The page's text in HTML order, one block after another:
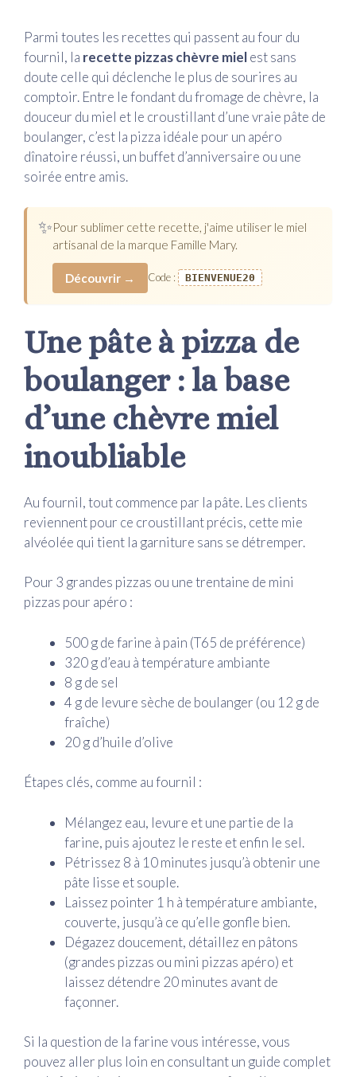
Parmi toutes les recettes qui passent au four du
fournil, la recette pizzas chèvre mielest sans
doute celle qui déclenche le plus de sourires au
comptoir. Entre le fondant du fromage de chèvre, la
douceur du miel et le croustillant d’une vraie pâte de
boulanger, c’est la pizza idéale pour un apéro
dînatoire réussi, un buffet d’anniversaire ou une
soirée entre amis.
✨Pour sublimer cette recette, j'aime utiliser le miel
artisanal de la marque Famille Mary.
Découvrir → Code : BIENVENUE20
Une pâte à pizza de
boulanger : la base
d’une chèvre miel
inoubliable
Au fournil, tout commence par la pâte. Les clients
reviennent pour ce croustillant précis, cette mie
alvéolée qui tient la garniture sans se détremper.
Pour 3 grandes pizzas ou une trentaine de mini
pizzas pour apéro :
500 g de farine à pain (T65 de préférence)
320 g d’eau à température ambiante
8 g de sel
4 g de levure sèche de boulanger (ou 12 g de
fraîche)
20 g d’huile d’olive
Étapes clés, comme au fournil :
Mélangez eau, levure et une partie de la
farine, puis ajoutez le reste et enfin le sel.
Pétrissez 8 à 10 minutes jusqu’à obtenir une
pâte lisse et souple.
Laissez pointer 1 h à température ambiante,
couverte, jusqu’à ce qu’elle gonfle bien.
Dégazez doucement, détaillez en pâtons
(grandes pizzas ou mini pizzas apéro) et
laissez détendre 20 minutes avant de
façonner.
Si la question de la farine vous intéresse, vous
pouvez aller plus loin en consultant un guide complet